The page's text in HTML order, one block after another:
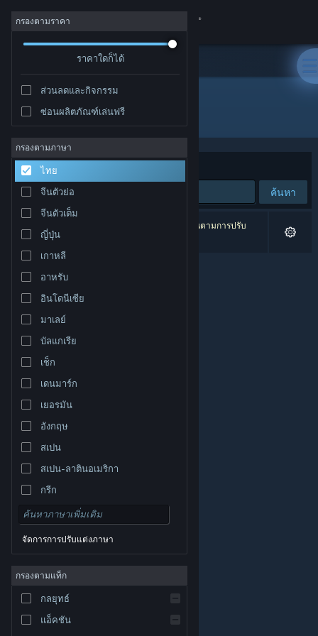
เข้าสู่ระบบ
ชุมชน
เกี่ยวกับ
ฝ่ายสนับสนุน
เปลี่ยนภาษา
รับแอป Steam แบบพกพา
ชมเว็บไซต์สำหรับเดสก์ท็อป
© Valve Corporation สงวนลิขสิทธิ์ เครื่องหมายการค้า
และประเทศอื่น
นโยบายความเป็นส่วนตัว
การช่วยการเข้าถึง|
Steam| การคืนเงิน
กรองตามราคา
ราคาใดก็ได้
ส่วนลดและกิจกรรม
ซ่อนผลิตภัณฑ์เล่นฟรี
กรองตามภาษา
ไทย
จีนตัวย่อ
จีนตัวเต็ม
ญี่ปุ่น
เกาหลี
อาหรับ
อินโดนีเซีย
มาเลย์
บัลแกเรีย
เช็ก
เดนมาร์ก
เยอรมัน
อังกฤษ
สเปน
สเปน-ลาตินอเมริกา
กรีก
จัดการการปรับแต่งภาษา
กรองตามแท็ก
กลยุทธ์
แอ็คชัน
ผู้พัฒนา: BitRaiders Games
จัดเรียงตาม
ค้นหา
0 ผลลัพธ์ตรงกับที่คุณค้นหา 4 ผลิตภัณฑ์ได้ถูกละเว้นตามการปรับ
แต่งของคุณ